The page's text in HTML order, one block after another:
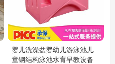
婴儿洗澡盆婴幼儿游泳池儿
童钢结构泳池水育早教设备